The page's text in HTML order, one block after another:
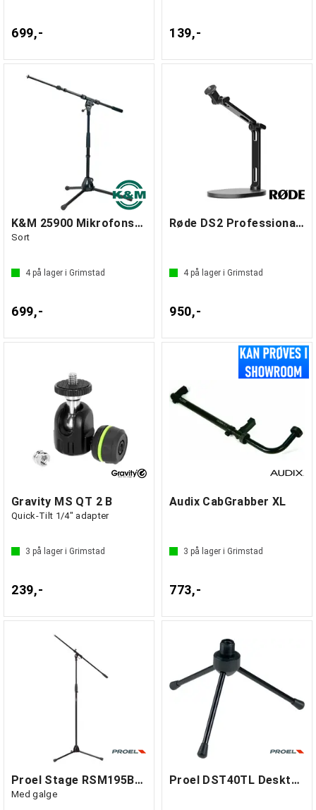
699,- 139,-
K&M 25900 Mikrofonstativ, lite m/galge
Sort
4på lager i Grimstad
699,-
Røde DS2 Professional Desk Stand
4på lager i Grimstad
950,-
Gravity MS QT 2 B
Quick-Tilt 1/4" adapter
3 på lager i Grimstad
239,-
Audix CabGrabber XL
3 på lager i Grimstad
773,-
Proel Stage RSM195BK Mikrofonstativ
Med galge
Proel DST40TL Desktop Mikrofonstativ